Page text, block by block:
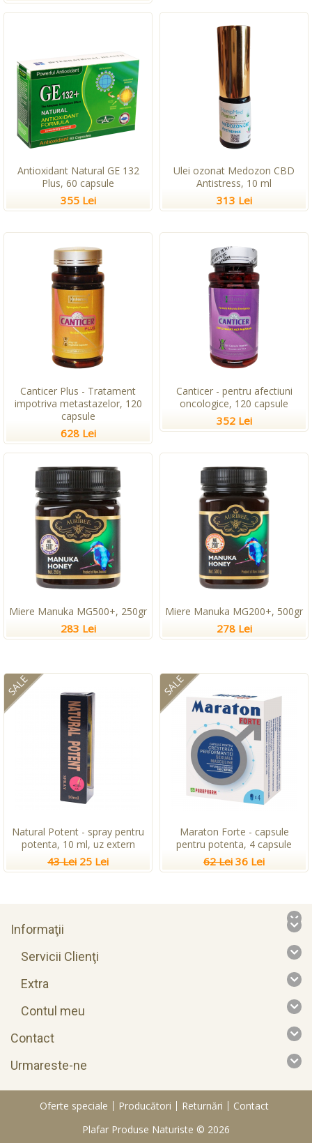
Antioxidant Natural GE 132
Plus, 60 capsule
355 Lei
Ulei ozonat Medozon CBD
Antistress, 10 ml
313 Lei
Canticer Plus - Tratament
impotriva metastazelor, 120
capsule
628 Lei
Canticer - pentru afectiuni
oncologice, 120 capsule
352 Lei
Miere Manuka MG500+, 250gr
283 Lei
Miere Manuka MG200+, 500gr
278 Lei
SALE
Natural Potent - spray pentru
potenta, 10 ml, uz extern
43 Lei 25 Lei
SALE
Maraton Forte - capsule
pentru potenta, 4 capsule
62 Lei 36 Lei
Informaţii
Servicii Clienţi
Extra
Contul meu
Contact
Urmareste-ne
Oferte speciale Producători Returnări
Contact
Plafar Produse Naturiste © 2026